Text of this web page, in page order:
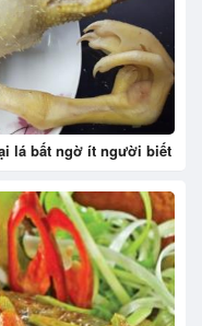
lá bất ngờ ít người biết